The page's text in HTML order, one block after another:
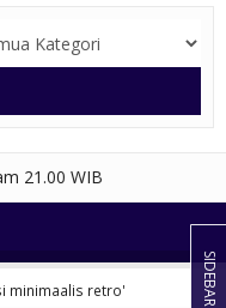
21.00 WIB
minimaalis retro' SIDEBAR